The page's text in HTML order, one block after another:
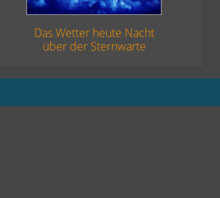
Das Wetter heute Nacht
über der Sternwarte